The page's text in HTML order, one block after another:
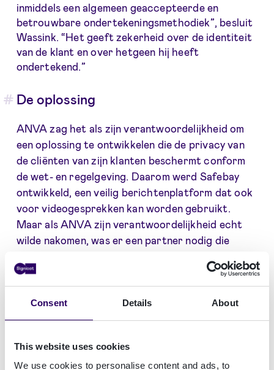
Consent Details About
This website uses cookies
We use cookies to personalise content and ads, to
inmiddels een algemeen geaccepteerde en
betrouwbare ondertekeningsmethodiek”, besluit
Wassink. “Het geeft zekerheid over de identiteit
van de klant en over hetgeen hij heeft
ondertekend.”
De oplossing
ANVA zag het als zijn verantwoordelijkheid om
een oplossing te ontwikkelen die de privacy van
de cliënten van zijn klanten beschermt conform
de wet- en regelgeving. Daarom werd Safebay
ontwikkeld, een veilig berichtenplatform dat ook
voor videogesprekken kan worden gebruikt.
Maar als ANVA zijn verantwoordelijkheid echt
wilde nakomen, was er een partner nodig die
authenticatiemethode voor verificatie van
afzender en ontvanger.
Signicat, de enige Digital Identity Service
Provider die kon helpen bij digitalisering van het